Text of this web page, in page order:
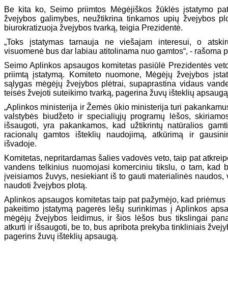
Be kita ko, Seimo priimtos Mėgėjiškos žūklės įstatymo
žvejybos galimybes, neužtikrina tinkamos upių žvejybos
biurokratizuoja žvejybos tvarką, teigia Prezidentė.
„Toks įstatymas tarnauja ne viešajam interesui, o
visuomenė bus dar labiau atitolinama nuo gamtos“, - rašoma
Seimo Aplinkos apsaugos komitetas pasiūlė Prezidentės
priimtą įstatymą. Komiteto nuomone, Mėgėjų žvejybos
sąlygas mėgėjų žvejybos plėtrai, supaprastina vidaus
teisės žvejoti suteikimo tvarką, pagerina žuvų išteklių
„Aplinkos ministerija ir Žemės ūkio ministerija turi
valstybės biudžeto ir specialiųjų programų lėšos,
išsaugoti, yra pakankamos, kad užtikrintų natūralios
racionalų gamtos išteklių naudojimą, atkūrimą ir
išvadoje.
Komitetas, nepritardamas šalies vadovės veto, taip pat
vandens telkinius nuomojasi komerciniu tikslu, o tam, kad
įveisiamos žuvys, nesiekiant iš to gauti materialinės
naudoti žvejybos plotą.
Aplinkos apsaugos komitetas taip pat pažymėjo, kad
pakeitimo įstatymą pagerės lėšų surinkimas į Aplinkos
mėgėjų žvejybos leidimus, ir šios lėšos bus tikslingai
atkurti ir išsaugoti, be to, bus apribota prekyba tinkliniais
pagerins žuvų išteklių apsaugą.